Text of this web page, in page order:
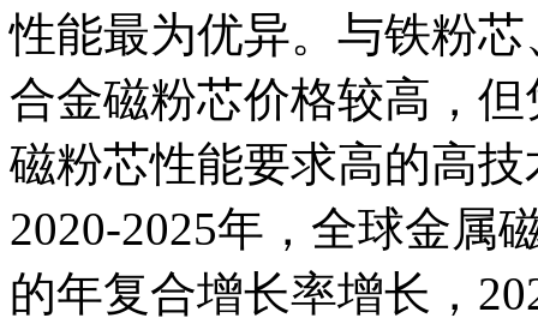
性能最为优异。与铁粉
合金磁粉芯价格较高，
磁粉芯性能要求高的高
2020-2025年，全球金属
的年复合增长率增长，